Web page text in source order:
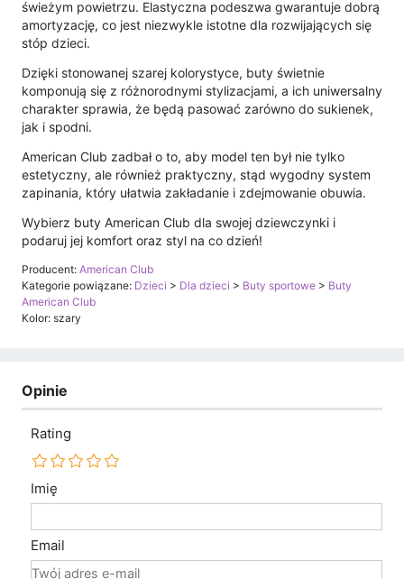
świeżym powietrzu. Elastyczna podeszwa gwarantuje dobrą
amortyzację, co jest niezwykle istotne dla rozwijających się
stóp dzieci.
Dzięki stonowanej szarej kolorystyce, buty świetnie
komponują się z różnorodnymi stylizacjami, a ich uniwersalny
charakter sprawia, że będą pasować zarówno do sukienek,
jak i spodni.
American Club zadbał o to, aby model ten był nie tylko
estetyczny, ale również praktyczny, stąd wygodny system
zapinania, który ułatwia zakładanie i zdejmowanie obuwia.
Wybierz buty American Club dla swojej dziewczynki i
podaruj jej komfort oraz styl na co dzień!
Producent: American Club
Kategorie powiązane: Dzieci > Dla dzieci > Buty sportowe > Buty
American Club
Kolor: szary
Opinie
Rating
Imię
Email